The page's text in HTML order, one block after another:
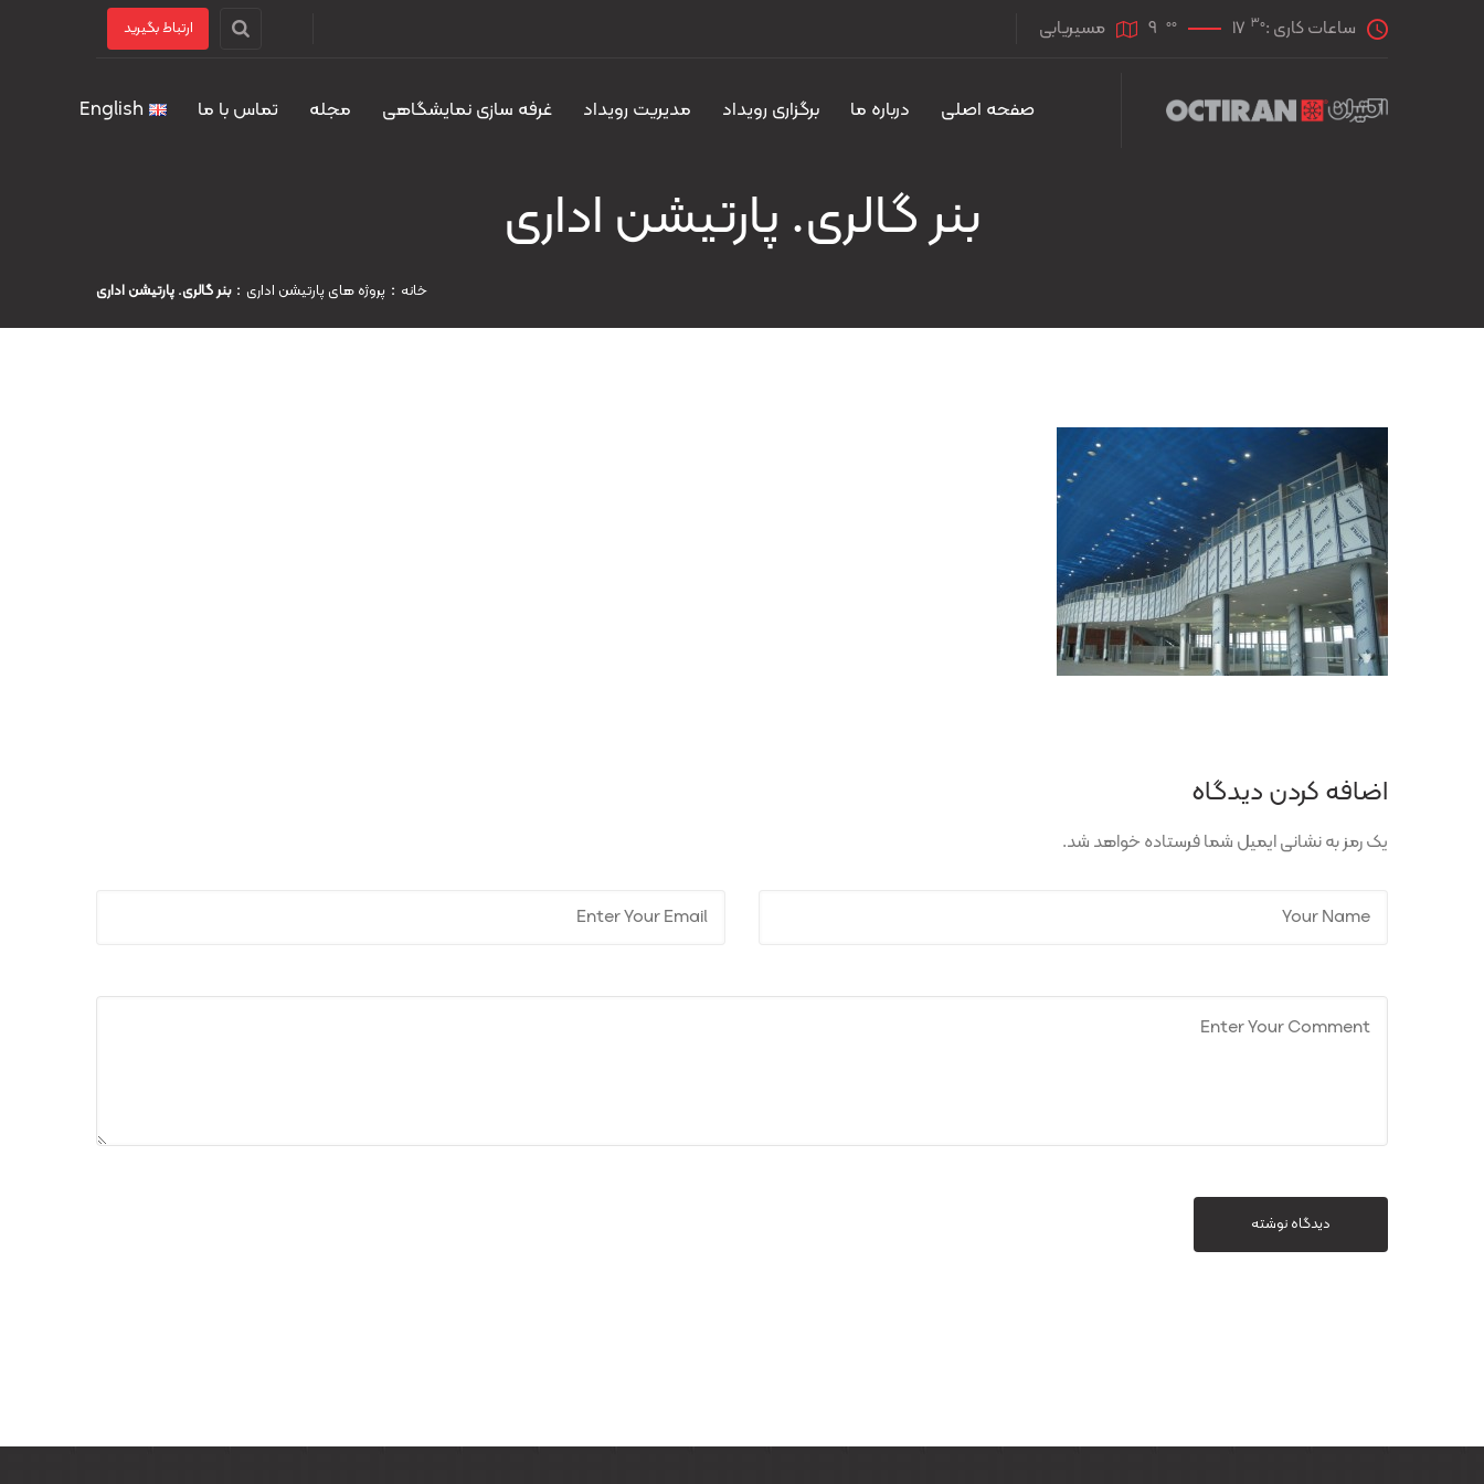
ساعات کاری : 17 30
9 00 مسیریابی ارتباط بگیرید
صفحه اصلی درباره ما برگزاری رویداد مدیریت رویداد غرفه سازی نمایشگاهی مجله تماس با ما English
بنر گالری. پارتیشن اداری
خانه پروژه های پارتیشن اداری بنر گالری. پارتیشن اداری
اضافه کردن دیدگاه
یک رمز به نشانی ایمیل شما فرستاده خواهد شد.
دیدگاه نوشته